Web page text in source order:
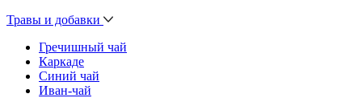
Травы и добавки
Гречишный чай
Каркаде
Синий чай
Иван-чай